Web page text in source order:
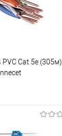
PVC Cat 5е (305м)